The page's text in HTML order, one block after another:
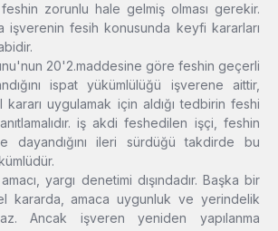
zorunlu hale gelmiş olması gerekir.
işverenin fesih konusunda keyfi kararları
20'2.maddesine göre feshin geçerli
ispat yükümlülüğü işverene aittir,
uygulamak için aldığı tedbirin feshi
iş akdi feshedilen işçi, feshin
dayandığını ileri sürdüğü takdirde bu
yargı denetimi dışındadır. Başka bir
kararda, amaca uygunluk ve yerindelik
Ancak işveren yeniden yapılanma